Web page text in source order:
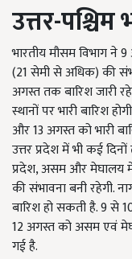
उत्तर-
भारतीय मौसम विभाग ने 9
(21 सेमी से अधिक) की
अगस्त तक बारिश जारी
स्थानों पर भारी बारिश
और 13 अगस्त को भारी
उत्तर प्रदेश में भी कई
प्रदेश, असम और मेघालय
की संभावना बनी रहेगी.
बारिश हो सकती है. 9 से
12 अगस्त को असम एवं
गई है.